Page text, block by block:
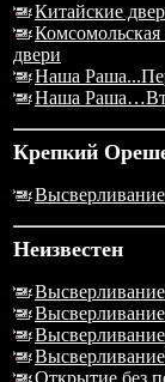
Китайские
двери
Наша
Наша
Крепкий
Высверливание
Неизвестен
Высверливание
Высверливание
Высверливание
Высверливание
Открытие без